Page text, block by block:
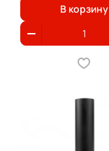
В корзину